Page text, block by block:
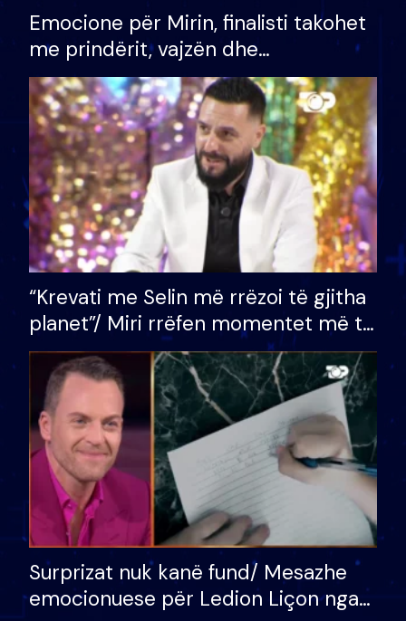
Emocione për Mirin, finalisti takohet
me prindërit, vajzën dhe
bashkëshorten: S’kemi ndonjë letër
divorci apo jo?
“Krevati me Selin më rrëzoi të gjitha
planet”/ Miri rrëfen momentet më të
bukura në shtëpinë e BB VIP: Do më
mungojë zilja e mëngjesit kur…
Surprizat nuk kanë fund/ Mesazhe
emocionuese për Ledion Liçon nga